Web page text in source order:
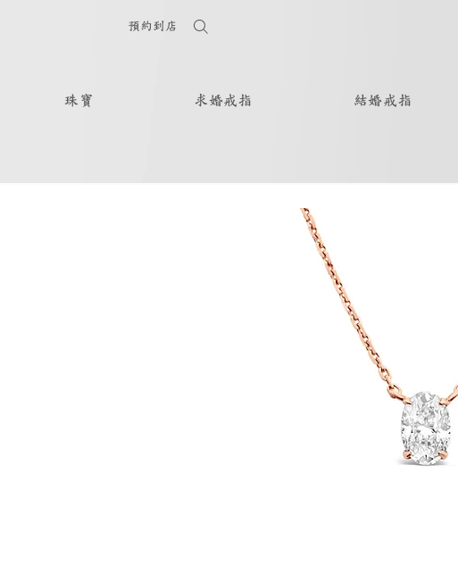
預約到店
珠寶 求婚戒指 結婚戒指